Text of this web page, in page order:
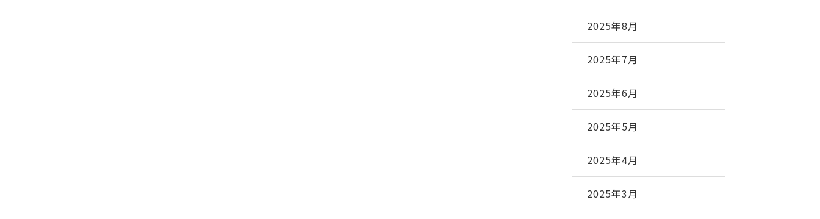
2025年8月
2025年7月
2025年6月
2025年5月
2025年4月
2025年3月